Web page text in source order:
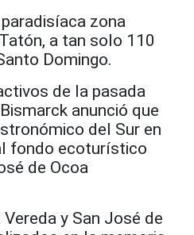
zona
a tan solo 110
Domingo.
de la pasada
anunció que
del Sur en
fondo ecoturístico
de Ocoa
y San José de